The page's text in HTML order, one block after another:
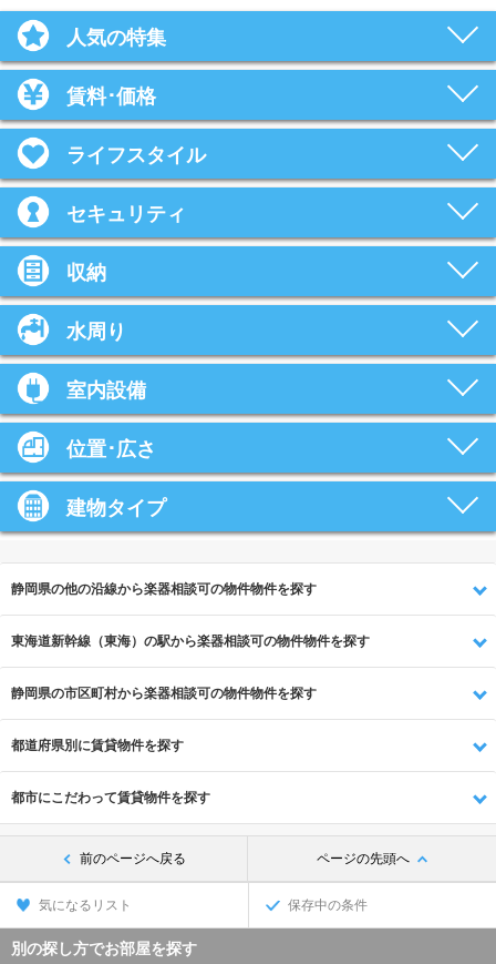
人気の特集
賃料･価格
ライフスタイル
セキュリティ
収納
水周り
室内設備
位置･広さ
建物タイプ
静岡県の他の沿線から楽器相談可の物件物件を探す
東海道新幹線（東海）の駅から楽器相談可の物件物件を探す
静岡県の市区町村から楽器相談可の物件物件を探す
都道府県別に賃貸物件を探す
都市にこだわって賃貸物件を探す
前のページへ戻る ページの先頭へ
気になるリスト 保存中の条件
別の探し方でお部屋を探す